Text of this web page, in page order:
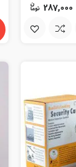
287,000